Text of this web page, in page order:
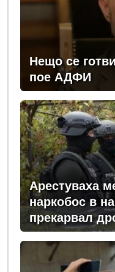
Нещо се
пое АДФИ
Арестуваха
наркобос в
прекарвал
ЕС